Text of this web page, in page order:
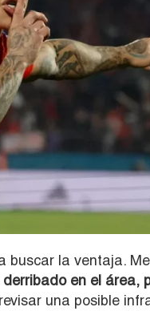
buscar la ventaja.
en el área,
una posible